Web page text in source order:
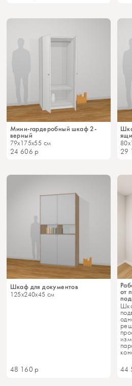
Мини-гардеробный шкаф 2-
верный
79x175x55 см
24 606 р 29
Шкаф для документов
125x240x45 см
48 160 р
от
44